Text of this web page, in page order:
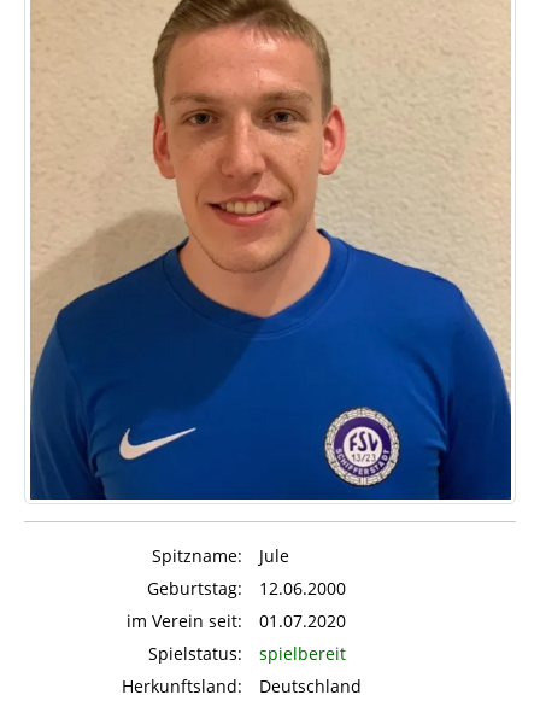
Spitzname:
Jule
Geburtstag:
12.06.2000
im Verein seit:
01.07.2020
Spielstatus:
spielbereit
Herkunftsland:
Deutschland